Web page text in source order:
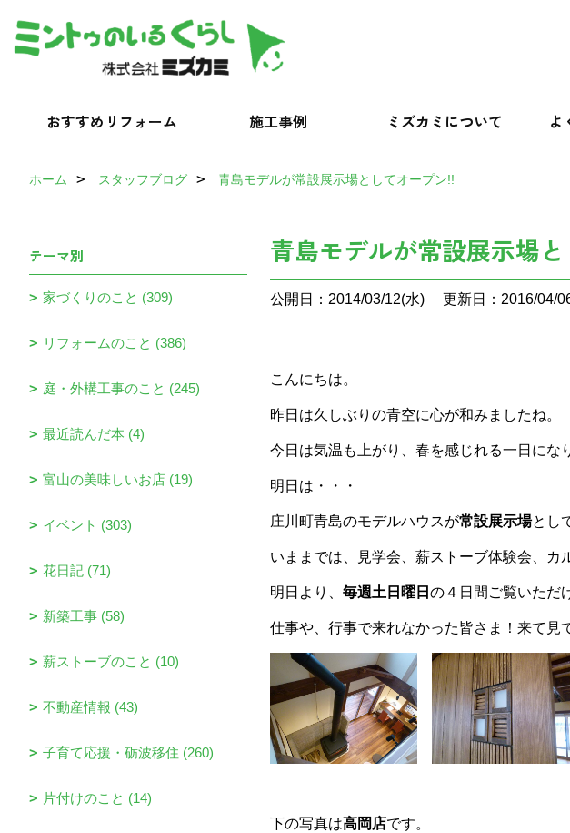
おすすめリフォーム 施工事例 ミズカミについて よ
ホーム スタッフブログ 青島モデルが常設展示場としてオープン!!
青島モデルが常設展示場
公開日：2014/03/12(水) 更新日：2016/04/
こんにちは。
昨日は久しぶりの青空に心が和みましたね。
今日は気温も上がり、春を感じれる一日にな
明日は・・・
庄川町青島のモデルハウスが常設展示場とし
いままでは、見学会、薪ストーブ体験会、
明日より、 毎週土日曜日 の４日間ご覧いただ
仕事や、行事で来れなかった皆さま！来て見
下の写真は高岡店です。
テーマ別
家づくりのこと (309)
リフォームのこと (386)
庭・外構工事のこと (245)
最近読んだ本 (4)
富山の美味しいお店 (19)
イベント (303)
花日記 (71)
新築工事 (58)
薪ストーブのこと (10)
不動産情報 (43)
子育て応援・砺波移住 (260)
片付けのこと (14)